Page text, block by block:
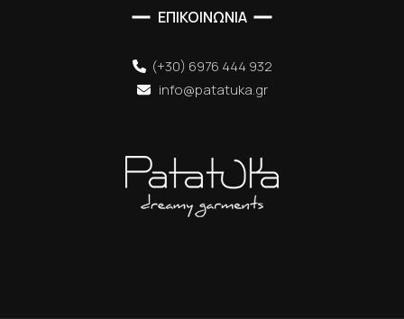
ΕΠΙΚΟΙΝΩΝΙΑ
(+30) 6976 444 932
info@patatuka.gr